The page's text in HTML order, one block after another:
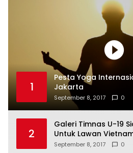
1
Pesta Yoga
Jakarta
September 8, 2017 0
2
Galeri Timnas U-19
Untuk Lawan
September 8, 2017 0